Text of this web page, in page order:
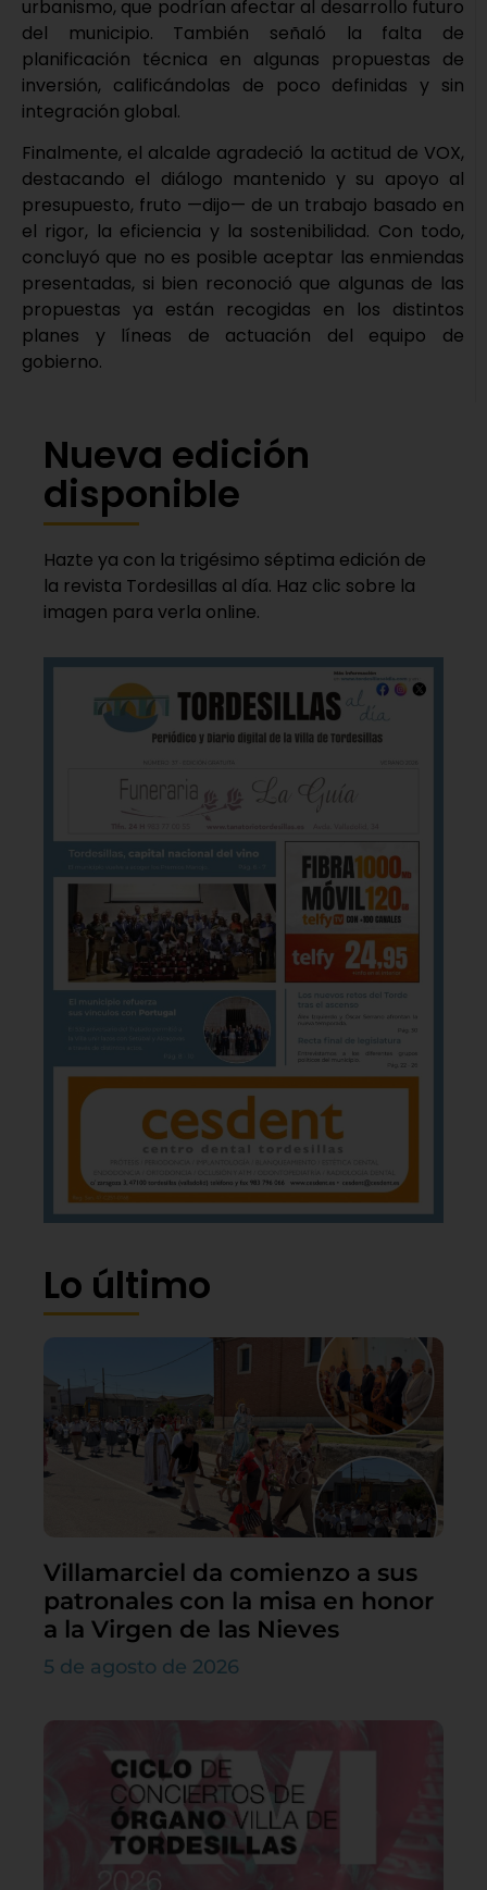
urbanismo, que podrían afectar al desarrollo futuro
del municipio. También señaló la falta de
planificación técnica en algunas propuestas de
inversión, calificándolas de poco definidas y sin
integración global.
Finalmente, el alcalde agradeció la actitud de VOX,
destacando el diálogo mantenido y su apoyo al
presupuesto, fruto —dijo— de un trabajo basado en
el rigor, la eficiencia y la sostenibilidad. Con todo,
concluyó que no es posible aceptar las enmiendas
presentadas, si bien reconoció que algunas de las
propuestas ya están recogidas en los distintos
planes y líneas de actuación del equipo de
gobierno.
Nueva edición
disponible
Hazte ya con la trigésimo séptima edición de
la revista Tordesillas al día. Haz clic sobre la
imagen para verla online.
Lo último
Villamarciel da comienzo a sus
patronales con la misa en honor
a la Virgen de las Nieves
5 de agosto de 2026